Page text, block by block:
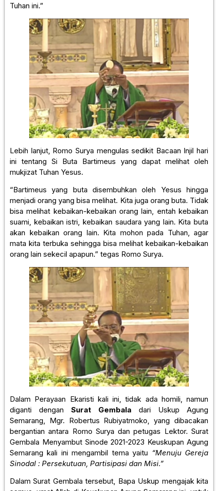
Tuhan ini.”
Lebih lanjut, Romo Surya mengulas sedikit Bacaan Injil hari
ini tentang Si Buta Bartimeus yang dapat melihat oleh
mukjizat Tuhan Yesus.
“Bartimeus yang buta disembuhkan oleh Yesus hingga
menjadi orang yang bisa melihat. Kita juga orang buta. Tidak
bisa melihat kebaikan-kebaikan orang lain, entah kebaikan
suami, kebaikan istri, kebaikan saudara yang lain. Kita buta
akan kebaikan orang lain. Kita mohon pada Tuhan, agar
mata kita terbuka sehingga bisa melihat kebaikan-kebaikan
orang lain sekecil apapun.” tegas Romo Surya.
Dalam Perayaan Ekaristi kali ini, tidak ada homili, namun
diganti dengan Surat Gembala dari Uskup Agung
Semarang, Mgr. Robertus Rubiyatmoko, yang dibacakan
bergantian antara Romo Surya dan petugas Lektor. Surat
Gembala Menyambut Sinode 2021-2023 Keuskupan Agung
Semarang kali ini mengambil tema yaitu “Menuju Gereja
Sinodal : Persekutuan, Partisipasi dan Misi.”
Dalam Surat Gembala tersebut, Bapa Uskup mengajak kita